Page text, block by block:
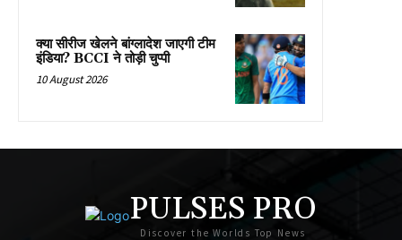
क्या सीरीज खेलने बांग्लादेश जाएगी टीम
इंडिया? BCCI ने तोड़ी चुप्पी
10 August 2026
PULSES PRO
Discover the Worlds Top News